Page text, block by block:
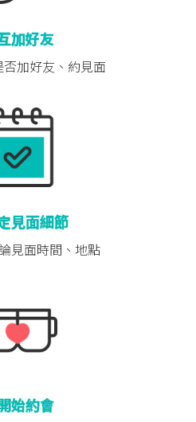
加好友
加好友、約見面
見面細節
見面時間、地點
始約會